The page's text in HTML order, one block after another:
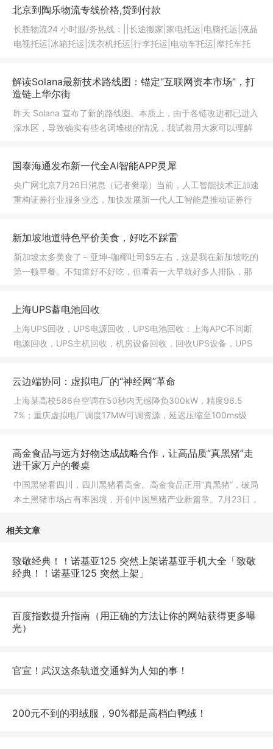
北京到陶乐物流专线价格,货到付款
长胜物流24 小时服/务热线：||长途搬家|家电托运|电脑托运|液晶
电视托运|冰箱托运|洗衣机托运|行李托运|电动车托运|摩托车托
解读Solana最新技术路线图：锚定“互联网资本市场”，打
造链上华尔街
昨天 Solana 宣布了新的路线图。本质上，由于各链改进都已进入
深水区，导致确实有些名词堆砌的情况，我试着用大家可以理解
国泰海通发布新一代全AI智能APP灵犀
央广网北京7月26日消息（记者樊瑞）当前，人工智能技术正加速
重构证券行业服务业态，加快发展新一代人工智能是推动证券行
新加坡地道特色平价美食，好吃不踩雷
新加坡太多美食了～亚坤-咖椰吐司$5左右，这是我在新加坡吃的
第一顿早餐。不知道好不好吃，但看着一大早就好多人排队，那
上海UPS蓄电池回收
上海UPS回收，UPS电源回收，UPS电池回收：上海APC不间断
电源回收，UPS主机回收，机房设备回收，回收UPS设备，UPS
云边端协同：虚拟电厂的“神经网”革命
上海某高校586台空调在50秒内无感降负300kW，精度96.5
7%；重庆虚拟电厂调度17MW可调资源，延迟压缩至100ms级
高金食品与远方好物达成战略合作，让高品质“真黑猪”走
进千家万户的餐桌
中国黑猪看四川，四川黑猪看高金。高金食品正用“真黑猪”，破局
本土黑猪市场占有率困境，开创中国黑猪产业新篇章。7月23日，
相关文章
致敬经典！！诺基亚125 突然上架诺基亚手机大全「致敬
经典！！诺基亚125 突然上架」
百度指数提升指南（用正确的方法让你的网站获得更多曝
光）
官宣！武汉这条轨道交通鲜为人知的事！
200元不到的羽绒服，90%都是高档白鸭绒！